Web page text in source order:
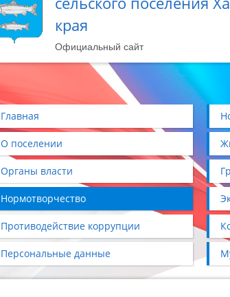
края
Официальный сайт
Главная
О поселении
Органы власти
Нормотворчество
Противодействие коррупции
Персональные данные